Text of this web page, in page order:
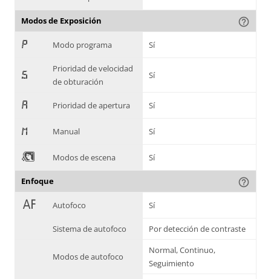
Modos de Exposición help_outline
, Modo programa Sí
-
Prioridad de velocidad
de obturación
Sí
. Prioridad de apertura Sí
/ Manual Sí
0 Modos de escena Sí
Enfoque help_outline
1 Autofoco Sí
Sistema de autofoco Por detección de contraste
Modos de autofoco
Normal, Continuo,
Seguimiento